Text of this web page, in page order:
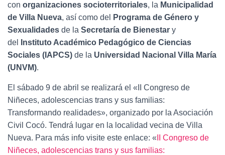
N
con organizaciones socioterritoriales, la Municipalidad
de Villa Nueva, así como del
Programa de Género y
Sexualidades de la Secretaría de Bienestar y
del
Instituto Académico Pedagógico de Ciencias
Sociales (IAPCS) de la Universidad Nacional Villa María
(UNVM).
El sábado 9 de abril se realizará el «II Congreso de
Niñeces, adolescencias trans y sus familias:
Transformando realidades», organizado por la Asociación
Civil Cocó. Tendrá lugar en la localidad vecina de Villa
Nueva. Para más info visite este enlace: « II Congreso de
Niñeces, adolescencias trans y sus familias: